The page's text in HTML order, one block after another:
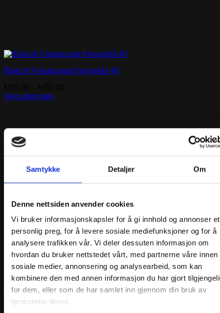
Samtykke Detaljer Om
Denne nettsiden anvender cookies
Vi bruker informasjonskapsler for å gi innhold og annonser et
personlig preg, for å levere sosiale mediefunksjoner og for å
analysere trafikken vår. Vi deler dessuten informasjon om
hvordan du bruker nettstedet vårt, med partnerne våre innen
sosiale medier, annonsering og analysearbeid, som kan
kombinere den med annen informasjon du har gjort
for dem, eller som de har samlet inn gjennom din bruk av
tjenestene deres.
Bånd til Fanabunad Kongeblå 40
Velg alternativ
flere
varianter.
Alternativene
kan
produktsiden